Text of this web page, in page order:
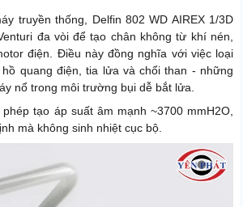
truyền thống, Delfin 802 WD AIREX 1/3D
đa vòi để tạo chân không từ khí nén,
điện. Điều này đồng nghĩa với việc loại
quang điện, tia lửa và chổi than - những
nổ trong môi trường bụi dễ bắt lửa.
tạo áp suất âm mạnh ~3700 mmH2O,
mà không sinh nhiệt cục bộ.